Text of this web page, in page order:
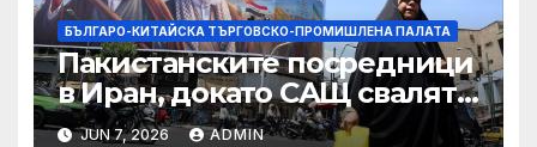
БЪЛГАРО-КИТАЙСКА ТЪРГОВСКО-ПРОМИШЛЕНА ПАЛАТА
Пакистанските посредници
в Иран, докато САЩ свалят
дронове, Ливан търси мир
JUN 7, 2026 ADMIN